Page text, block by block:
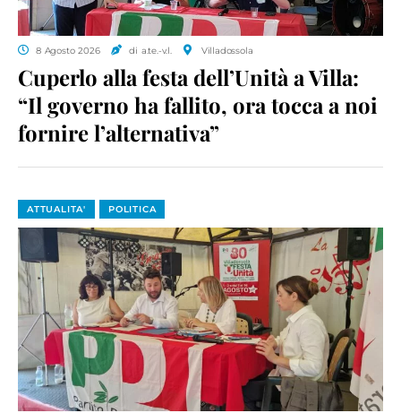
8 Agosto 2026 di a.te.-v.l. Villadossola
Cuperlo alla festa dell’Unità a Villa:
“Il governo ha fallito, ora tocca a noi
fornire l’alternativa”
ATTUALITA' POLITICA